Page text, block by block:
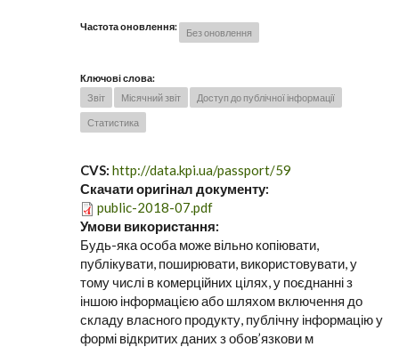
Частота оновлення:
Без оновлення
Ключові слова:
Звіт
Місячний звіт Доступ до публічної інформації
Статистика
CVS: http://data.kpi.ua/passport/59
Скачати оригінал документу:
public-2018-07.pdf
Умови використання:
Будь-яка особа може вільно копіювати,
публікувати, поширювати, використовувати, у
тому числі в комерційних цілях, у поєднанні з
іншою інформацією або шляхом включення до
складу власного продукту, публічну інформацію у
формі відкритих даних з обов’язкови м